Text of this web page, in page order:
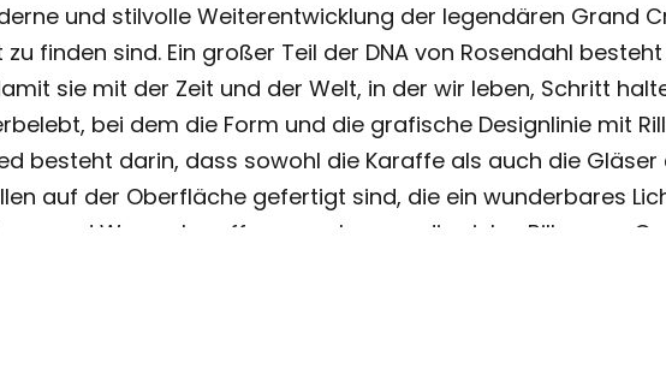
und stilvolle Weiterentwicklung der legendären Grand
finden sind. Ein großer Teil der DNA von Rosendahl
sie mit der Zeit und der Welt, in der wir leben, Schritt
bei dem die Form und die grafische Designlinie mit
besteht darin, dass sowohl die Karaffe als auch die
auf der Oberfläche gefertigt sind, die ein wunderbares
und Wasserkaraffen – auch wenn die vielen Rillen von